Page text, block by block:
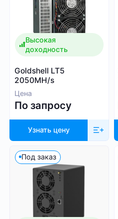
Хэшрейт
TH/s MH/s GH/s
Высокая
доходность
Goldshell LT5
2050MH/s
Цена
По запросу
Узнать цену
Под заказ